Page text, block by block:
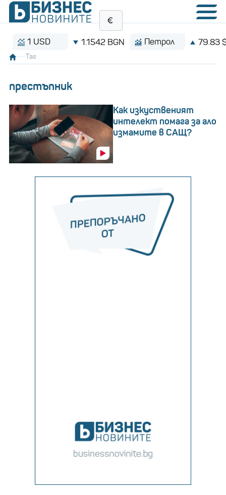
1 USD 1.1542 BGN Петрол 79.83 $/
Таг
престъпник
Как изкуственият
интелект помага за ало
измамите в САЩ?